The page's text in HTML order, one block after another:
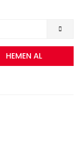
HEMEN AL